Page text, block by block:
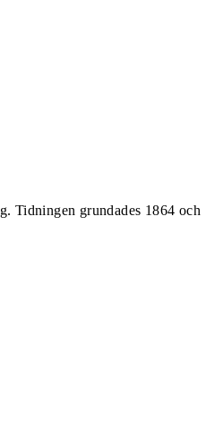
Tidningen grundades 1864 och